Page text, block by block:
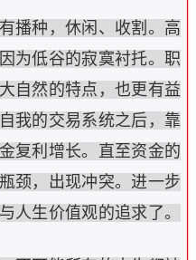
播种，休闲、收割。高
为低谷的寂寞衬托。职
自然的特点，也更有益
我的交易系统之后，靠
复利增长。直至资金的
颈，出现冲突。进一步
人生价值观的追求了。